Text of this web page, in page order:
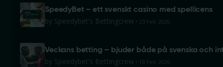
SpeedyBet – ett svenskt casino med spellicens
by Speedybet's Bettingcrew 23 Feb 2026
Veckans betting – bjuder både på svenska och
by Speedybet's Bettingcrew 18 Feb 2026